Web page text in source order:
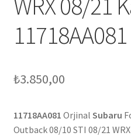
11718AA081
₺3.850,00
11718AA081 Orjinal Subaru
Outback 08/10 STI 08/21